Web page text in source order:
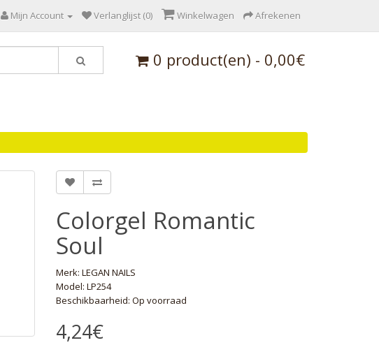
Mijn Account Verlanglijst (0) Winkelwagen Afrekenen
0 product(en) - 0,00€
Colorgel Romantic
Soul
Merk: LEGAN NAILS
Model: LP254
Beschikbaarheid: Op voorraad
4,24€